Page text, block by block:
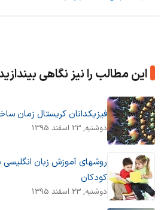
این مطالب را نیز نگاهی
فیزیکدانان کریستال زمان
دوشنبه, 23 اسفند 1395
روشهای آموزش زبان انگلیسی
کودکان
دوشنبه, 23 اسفند 1395